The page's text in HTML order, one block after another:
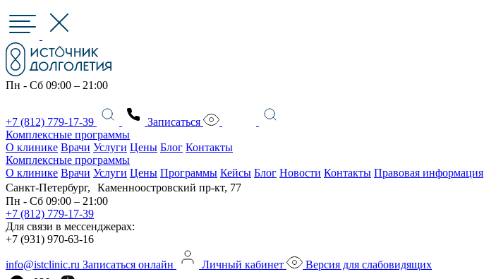
Пн - Сб 09:00 – 21:00
+7 (812) 779-17-39
Записаться
Комплексные программы
О клинике Врачи Услуги Цены Блог Контакты
Комплексные программы
О клинике Врачи Услуги Цены Программы Кейсы Блог Новости Контакты Правовая информация
Санкт-Петербург, Каменноостровский пр-кт, 77
Пн - Сб 09:00 – 21:00
+7 (812) 779-17-39
Для связи в мессенджерах:
+7 (931) 970-63-16
info@istclinic.ru Записаться онлайн Личный кабинет Версия для слабовидящих